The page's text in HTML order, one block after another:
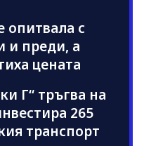
опитвала с
и преди, а
цената
Г“ тръгва на
265
транспорт